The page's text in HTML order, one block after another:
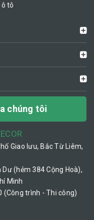
tô
chúng tôi
Giao lưu, Bắc Từ Liêm,
Dư (hẻm 384 Cộng Hoà),
Minh
(Công trình - Thi công)